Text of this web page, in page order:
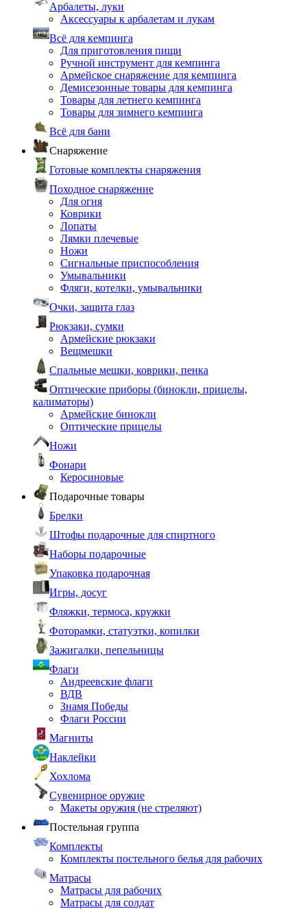
Арбалеты, луки
Аксессуары к арбалетам и лукам
Всё для кемпинга
Для приготовления пищи
Ручной инструмент для кемпинга
Армейское снаряжение для кемпинга
Демисезонные товары для кемпинга
Товары для летнего кемпинга
Товары для зимнего кемпинга
Всё для бани
Снаряжение
Готовые комплекты снаряжения
Походное снаряжение
Для огня
Коврики
Лопаты
Лямки плечевые
Ножи
Сигнальные приспособления
Умывальники
Фляги, котелки, умывальники
Очки, защита глаз
Рюкзаки, сумки
Армейские рюкзаки
Вещмешки
Спальные мешки, коврики, пенка
Оптические приборы (бинокли, прицелы,
калиматоры)
Армейские бинокли
Оптические прицелы
Ножи
Фонари
Керосиновые
Подарочные товары
Брелки
Штофы подарочные для спиртного
Наборы подарочные
Упаковка подарочная
Игры, досуг
Фляжки, термоса, кружки
Фоторамки, статуэтки, копилки
Зажигалки, пепельницы
Флаги
Андреевские флаги
ВДВ
Знамя Победы
Флаги России
Магниты
Наклейки
Хохлома
Сувенирное оружие
Макеты оружия (не стреляют)
Постельная группа
Комплекты
Комплекты постельного белья для рабочих
Матрасы
Матрасы для рабочих
Матрасы для солдат